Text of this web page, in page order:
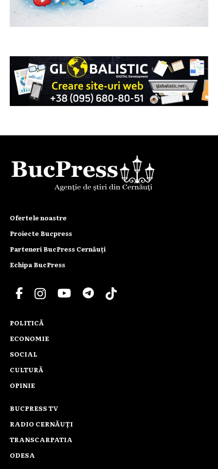
Ofertele noastre
Proiecte Bucpress
Parteneri BucPress Cernăuți
Echipa BucPress
POLITICĂ
ECONOMIE
SOCIAL
CULTURĂ
OPINIE
BUCPRESS TV
RADIO CERNĂUȚI
TRANSCARPATIA
ODESA